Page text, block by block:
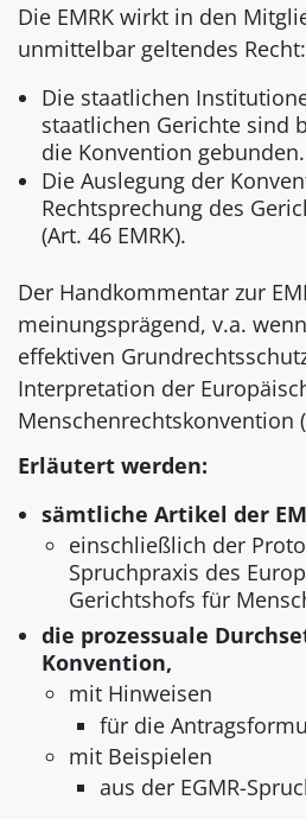
Die EMRK wirkt in den
unmittelbar geltendes Recht:
Die staatlichen
staatlichen Gerichte sind
die Konvention gebunden.
Die Auslegung der
Rechtsprechung des
(Art. 46 EMRK).
Der Handkommentar zur
meinungsprägend, v.a.
effektiven
Interpretation der
Menschenrechtskonvention
Erläutert werden:
sämtliche Artikel der
einschließlich der
Spruchpraxis des
Gerichtshofs für
die prozessuale
Konvention,
mit Hinweisen
für die
mit Beispielen
aus der EGMR-